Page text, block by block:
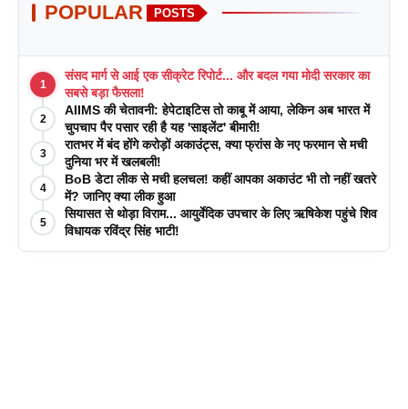
POPULAR POSTS
1
संसद मार्ग से आई एक सीक्रेट रिपोर्ट... और बदल गया मोदी सरकार का
सबसे बड़ा फैसला!
2
AIIMS की चेतावनी: हेपेटाइटिस तो काबू में आया, लेकिन अब भारत में
चुपचाप पैर पसार रही है यह 'साइलेंट' बीमारी!
3
रातभर में बंद होंगे करोड़ों अकाउंट्स, क्या फ्रांस के नए फरमान से मची
दुनिया भर में खलबली!
4
BoB डेटा लीक से मची हलचल! कहीं आपका अकाउंट भी तो नहीं खतरे
में? जानिए क्या लीक हुआ
5
सियासत से थोड़ा विराम... आयुर्वेदिक उपचार के लिए ऋषिकेश पहुंचे शिव
विधायक रविंद्र सिंह भाटी!